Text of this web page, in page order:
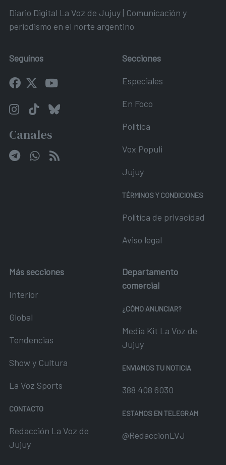
Diario Digital La Voz de Jujuy | Comunicación y
periodismo en el norte argentino
Seguínos
Canales
Secciones
Especiales
En Foco
Política
Vox Populi
Jujuy
TÉRMINOS Y CONDICIONES
Política de privacidad
Aviso legal
Más secciones
Interior
Global
Tendencias
Show y Cultura
La Voz Sports
CONTACTO
Redacción La Voz de
Jujuy
Departamento
comercial
¿CÓMO ANUNCIAR?
Media Kit La Voz de
Jujuy
ENVIANOS TU NOTICIA
388 408 6030
ESTAMOS EN TELEGRAM
@RedaccionLVJ